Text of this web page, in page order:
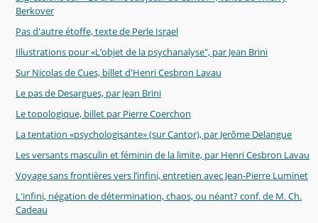
Berkover
Pas d'autre étoffe, texte de Perle Israel
Illustrations pour «L’objet de la psychanalyse", par Jean Brini
Sur Nicolas de Cues, billet d'Henri Cesbron Lavau
Le pas de Desargues, par Jean Brini
Le topologique, billet par Pierre Coerchon
La tentation «psychologisante» (sur Cantor), par Jerôme Delangue
Les versants masculin et féminin de la limite, par Henri Cesbron Lavau
Voyage sans frontières vers l’infini, entretien avec Jean-Pierre Luminet
L'infini, négation de détermination, chaos, ou néant? conf. de M. Ch.
Cadeau